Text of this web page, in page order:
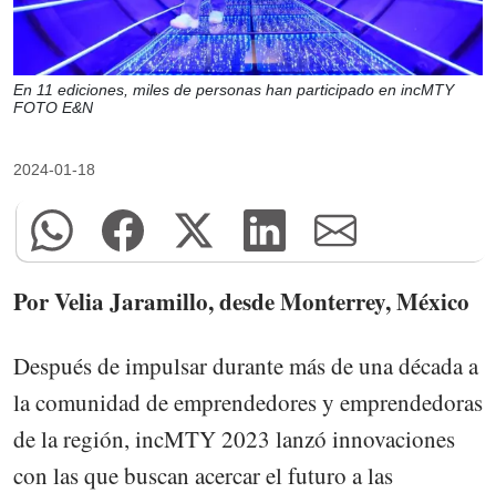
En 11 ediciones, miles de personas han participado en incMTY
FOTO E&N
2024-01-18
Por Velia Jaramillo, desde Monterrey, México
Después de impulsar durante más de una década a
la comunidad de emprendedores y emprendedoras
de la región, incMTY 2023 lanzó innovaciones
con las que buscan acercar el futuro a las